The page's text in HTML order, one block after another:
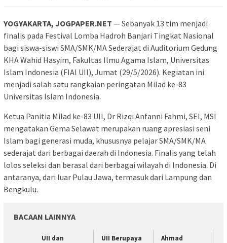
YOGYAKARTA, JOGPAPER.NET — Sebanyak 13 tim menjadi
finalis pada Festival Lomba Hadroh Banjari Tingkat Nasional
bagi siswa-siswi SMA/SMK/MA Sederajat di Auditorium Gedung
KHA Wahid Hasyim, Fakultas Ilmu Agama Islam, Universitas
Islam Indonesia (FIAI UII), Jumat (29/5/2026). Kegiatan ini
menjadi salah satu rangkaian peringatan Milad ke-83
Universitas Islam Indonesia.
Ketua Panitia Milad ke-83 UII, Dr Rizqi Anfanni Fahmi, SEI, MSI
mengatakan Gema Selawat merupakan ruang apresiasi seni
Islam bagi generasi muda, khususnya pelajar SMA/SMK/MA
sederajat dari berbagai daerah di Indonesia. Finalis yang telah
lolos seleksi dan berasal dari berbagai wilayah di Indonesia. Di
antaranya, dari luar Pulau Jawa, termasuk dari Lampung dan
Bengkulu.
BACAAN LAINNYA
UII dan
UII Berupaya
Ahmad